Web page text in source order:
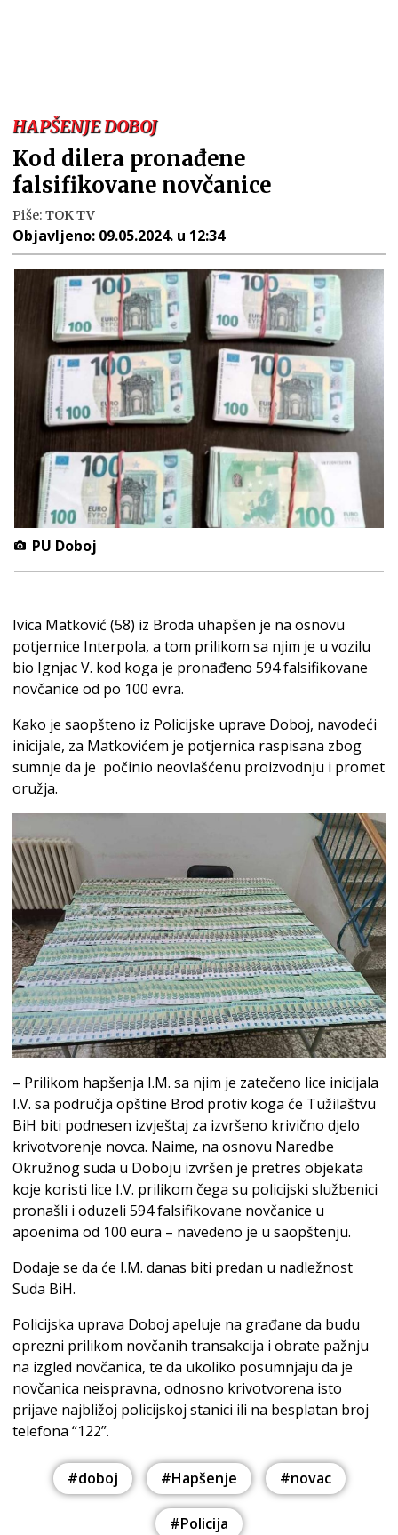
HAPŠENJE DOBOJ
Kod dilera pronađene
falsifikovane novčanice
Piše: TOK TV
Objavljeno: 09.05.2024. u 12:34
PU Doboj
Ivica Matković (58) iz Broda uhapšen je na osnovu
potjernice Interpola, a tom prilikom sa njim je u vozilu
bio Ignjac V. kod koga je pronađeno 594 falsifikovane
novčanice od po 100 evra.
Kako je saopšteno iz Policijske uprave Doboj, navodeći
inicijale, za Matkovićem je potjernica raspisana zbog
sumnje da je počinio neovlašćenu proizvodnju i promet
oružja.
– Prilikom hapšenja I.M. sa njim je zatečeno lice inicijala
I.V. sa područja opštine Brod protiv koga će Tužilaštvu
BiH biti podnesen izvještaj za izvršeno krivično djelo
krivotvorenje novca. Naime, na osnovu Naredbe
Okružnog suda u Doboju izvršen je pretres objekata
koje koristi lice I.V. prilikom čega su policijski službenici
pronašli i oduzeli 594 falsifikovane novčanice u
apoenima od 100 eura – navedeno je u saopštenju.
Dodaje se da će I.M. danas biti predan u nadležnost
Suda BiH.
Policijska uprava Doboj apeluje na građane da budu
oprezni prilikom novčanih transakcija i obrate pažnju
na izgled novčanica, te da ukoliko posumnjaju da je
novčanica neispravna, odnosno krivotvorena isto
prijave najbližoj policijskoj stanici ili na besplatan broj
telefona “122”.
#doboj #Hapšenje #novac
#Policija